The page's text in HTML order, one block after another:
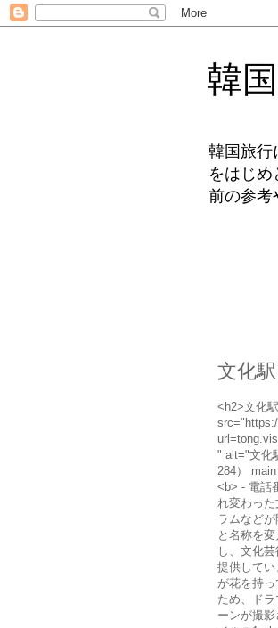
韓
韓国旅行
をはじ
前の参考
文化
<h2>文化駅ソウル284（문화역 서울 284）</h2><img width="100%" src="https://images.weserv.nl/?url=tong.visitkorea.or.kr/cms/resource/32/1985332_image2_1.jpg&w=800&output=webp&q=80" alt="文化駅ソウル284（문화역 서울 284）の写真" alt="文化駅ソウル284（문화역 서울 284） main photo" loading="lazy" /><b> - ホームページ : </b>http://www.seoul284.org<br/><b> - 電話番号 : </b><br/>旧・ソウル駅駅舎を復元し、2011年から複合文化芸術空間に生まれ変わった文化駅ソウル284は、一年を通じてさまざまな展示・公演・文化行事・常設プログラムなどが開催されているところです。1900年、南大門停車場を皮切りに京城駅、ソウル駅と名称を変え、およそ100年の歴史を刻んできた空間です。1925年当時の京城駅の姿を復元し、文化芸術の垣根を取り払ったこの文化駅ソウル284は、訪れる人々にさまざまな楽しみを提供しています。◎ 韓流旅行情報ドラマ『無人島のディーバ』のモクハ（パク・ウンビン）が花を持ってギホ（チェ・ジョンヒョプ）を待っていた場所です。古いソウル駅舎を復元したため、ドラマ『応答せよ1994』では、サムチョンポ（キム・ソンギュン）が上京した時のシーンが撮影された場所でもあります。<br/><b> - アドレス : </b>ソウル特別市チュン区トンイルロ1 <br/><h3>紹介情報</h3><b> - 収容人員 : </b><br/><b> - 体験可能年齢 : </b><br/><b> - お問い合わせ及びご案内 </b><br/>+82-2-3407-3500<br/><b> - 開場日 : </b><br/><b> - 駐車施設 : </b>なし<br/><b> - 休みの日 : </b>月曜日 ※展示期間確認後の訪問要望(展示準備期間未運営)<br/><b> - 利用時期 : </b><br/><b> - 利用時間 </b><br/>11:00～19:00(1時間前には入場締切)<br/><br/><br/><b> - 외국인예약안내 : </b>별도의 예약 필요하지 않음<br/><b> - 관람료 : </b>無料<br/><b> - 한국어안내서비스 : </b>전시해설 및 공간투어 해설<br/><br/><br/><br/><br/><img width="100%" src="https://images.weserv.nl/?url=tong.visitkorea.or.kr/cms/resource/05/1356605_image2_1.jpg&w=800&output=webp&q=80" alt="文化駅ソウル284（문화역 서울 284）の写真" alt="文化駅ソウル284（문화역 서울 284） photo 1"